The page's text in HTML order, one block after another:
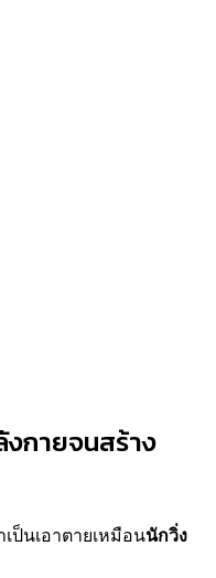
งกายจนสร้าง
ป็นเอาตายเหมือนนักวิ่ง